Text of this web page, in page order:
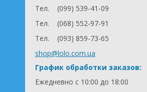
Тел.
(099) 539-41-09
Тел.
(068) 552-97-91
Тел.
(093) 859-73-65
shop@lolo.com.ua
График обработки заказов:
Ежедневно с 10:00 до 18:00